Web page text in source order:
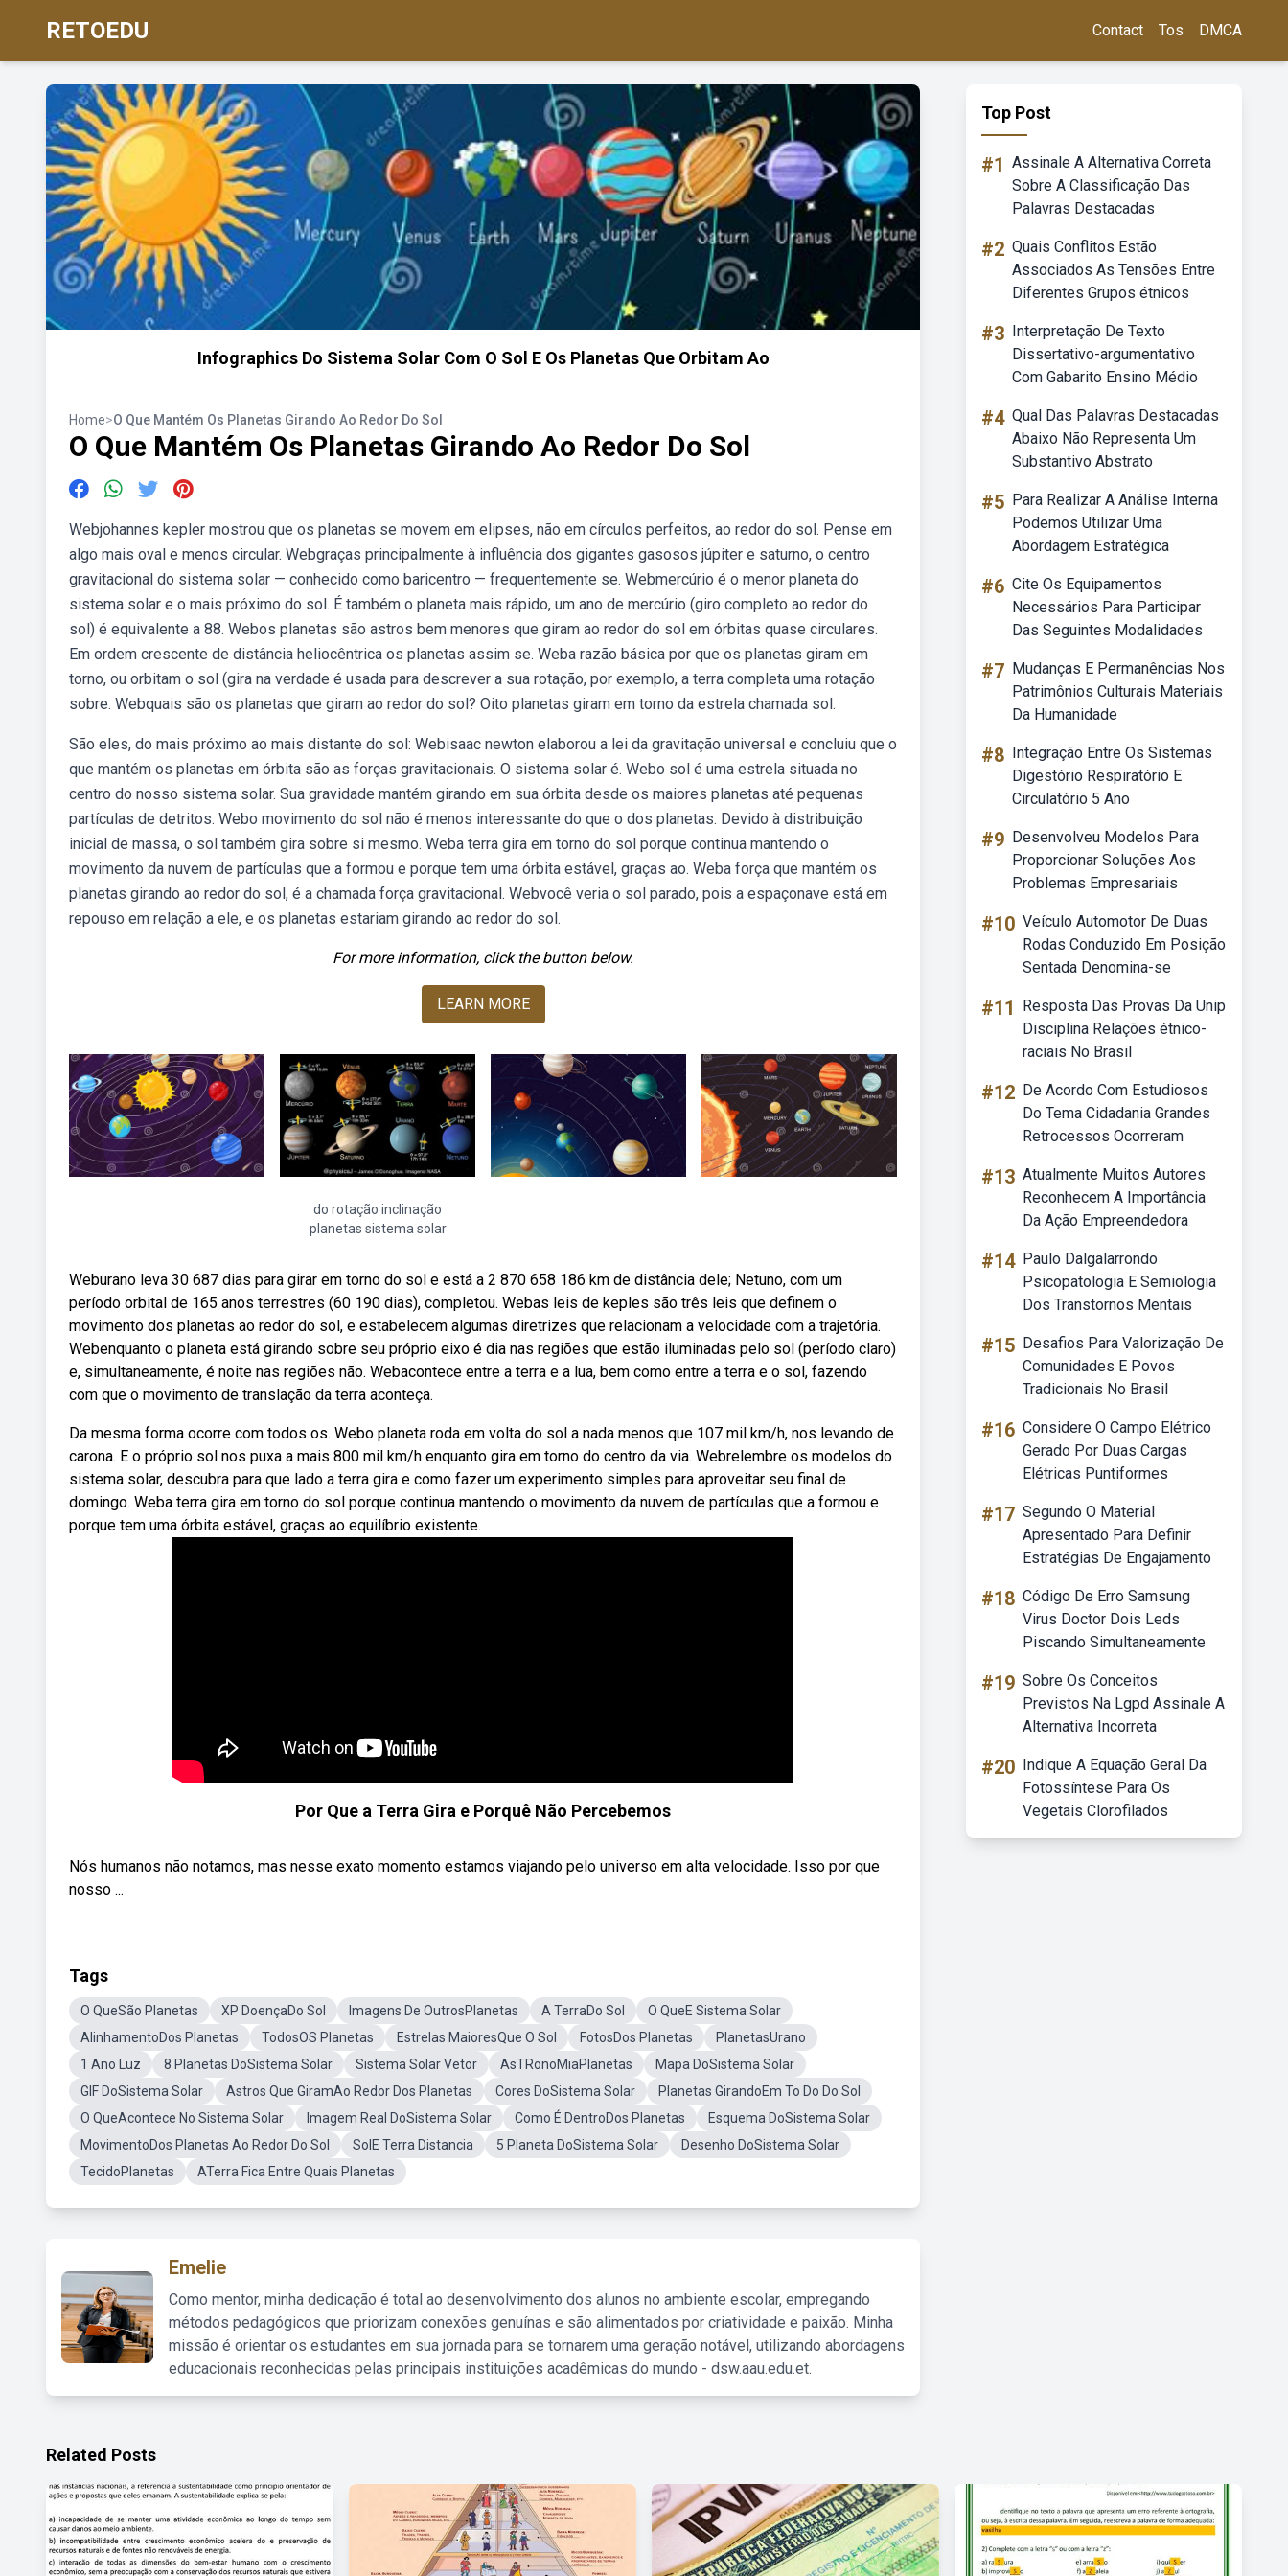
RETOEDU Contact Tos DMCA
Infographics Do Sistema Solar Com O Sol E Os Planetas Que Orbitam Ao
Home>O Que Mantém Os Planetas Girando Ao Redor Do Sol
O Que Mantém Os Planetas Girando Ao Redor Do Sol
Webjohannes kepler mostrou que os planetas se movem em elipses, não em círculos perfeitos, ao redor do sol. Pense em
algo mais oval e menos circular. Webgraças principalmente à influência dos gigantes gasosos júpiter e saturno, o centro
gravitacional do sistema solar — conhecido como baricentro — frequentemente se. Webmercúrio é o menor planeta do
sistema solar e o mais próximo do sol. É também o planeta mais rápido, um ano de mercúrio (giro completo ao redor do
sol) é equivalente a 88. Webos planetas são astros bem menores que giram ao redor do sol em órbitas quase circulares.
Em ordem crescente de distância heliocêntrica os planetas assim se. Weba razão básica por que os planetas giram em
torno, ou orbitam o sol (gira na verdade é usada para descrever a sua rotação, por exemplo, a terra completa uma rotação
sobre. Webquais são os planetas que giram ao redor do sol? Oito planetas giram em torno da estrela chamada sol.
São eles, do mais próximo ao mais distante do sol: Webisaac newton elaborou a lei da gravitação universal e concluiu que o
que mantém os planetas em órbita são as forças gravitacionais. O sistema solar é. Webo sol é uma estrela situada no
centro do nosso sistema solar. Sua gravidade mantém girando em sua órbita desde os maiores planetas até pequenas
partículas de detritos. Webo movimento do sol não é menos interessante do que o dos planetas. Devido à distribuição
inicial de massa, o sol também gira sobre si mesmo. Weba terra gira em torno do sol porque continua mantendo o
movimento da nuvem de partículas que a formou e porque tem uma órbita estável, graças ao. Weba força que mantém os
planetas girando ao redor do sol, é a chamada força gravitacional. Webvocê veria o sol parado, pois a espaçonave está em
repouso em relação a ele, e os planetas estariam girando ao redor do sol.
For more information, click the button below.
LEARN MORE
do rotação inclinação
planetas sistema solar
Weburano leva 30 687 dias para girar em torno do sol e está a 2 870 658 186 km de distância dele; Netuno, com um
período orbital de 165 anos terrestres (60 190 dias), completou. Webas leis de keples são três leis que definem o
movimento dos planetas ao redor do sol, e estabelecem algumas diretrizes que relacionam a velocidade com a trajetória.
Webenquanto o planeta está girando sobre seu próprio eixo é dia nas regiões que estão iluminadas pelo sol (período claro)
e, simultaneamente, é noite nas regiões não. Webacontece entre a terra e a lua, bem como entre a terra e o sol, fazendo
com que o movimento de translação da terra aconteça.
Da mesma forma ocorre com todos os. Webo planeta roda em volta do sol a nada menos que 107 mil km/h, nos levando de
carona. E o próprio sol nos puxa a mais 800 mil km/h enquanto gira em torno do centro da via. Webrelembre os modelos do
sistema solar, descubra para que lado a terra gira e como fazer um experimento simples para aproveitar seu final de
domingo. Weba terra gira em torno do sol porque continua mantendo o movimento da nuvem de partículas que a formou e
porque tem uma órbita estável, graças ao equilíbrio existente.
Por Que a Terra Gira e Porquê Não Percebemos
Nós humanos não notamos, mas nesse exato momento estamos viajando pelo universo em alta velocidade. Isso por que
nosso ...
Tags
O QueSão Planetas XP DoençaDo Sol Imagens De OutrosPlanetas A TerraDo Sol
O QueE Sistema Solar
AlinhamentoDos Planetas
TodosOS Planetas Estrelas MaioresQue O Sol FotosDos Planetas
PlanetasUrano
1 Ano Luz
8 Planetas DoSistema Solar Sistema Solar Vetor AsTRonoMiaPlanetas
Mapa DoSistema Solar
GIF DoSistema Solar
Astros Que GiramAo Redor Dos Planetas Cores DoSistema Solar
Planetas GirandoEm To Do Do Sol
O QueAcontece No Sistema Solar
Imagem Real DoSistema Solar Como É DentroDos Planetas
Esquema DoSistema Solar
MovimentoDos Planetas Ao Redor Do Sol
SolE Terra Distancia 5 Planeta DoSistema Solar
Desenho DoSistema Solar
TecidoPlanetas
ATerra Fica Entre Quais Planetas
Emelie
Como mentor, minha dedicação é total ao desenvolvimento dos alunos no ambiente escolar, empregando
métodos pedagógicos que priorizam conexões genuínas e são alimentados por criatividade e paixão. Minha
missão é orientar os estudantes em sua jornada para se tornarem uma geração notável, utilizando abordagens
educacionais reconhecidas pelas principais instituições acadêmicas do mundo - dsw.aau.edu.et.
Top Post
#1 Assinale A Alternativa Correta
Sobre A Classificação Das
Palavras Destacadas
#2 Quais Conflitos Estão
Associados As Tensões Entre
Diferentes Grupos étnicos
#3 Interpretação De Texto
Dissertativo-argumentativo
Com Gabarito Ensino Médio
#4 Qual Das Palavras Destacadas
Abaixo Não Representa Um
Substantivo Abstrato
#5 Para Realizar A Análise Interna
Podemos Utilizar Uma
Abordagem Estratégica
#6 Cite Os Equipamentos
Necessários Para Participar
Das Seguintes Modalidades
#7 Mudanças E Permanências Nos
Patrimônios Culturais Materiais
Da Humanidade
#8 Integração Entre Os Sistemas
Digestório Respiratório E
Circulatório 5 Ano
#9 Desenvolveu Modelos Para
Proporcionar Soluções Aos
Problemas Empresariais
#10 Veículo Automotor De Duas
Rodas Conduzido Em Posição
Sentada Denomina-se
#11
Resposta Das Provas Da Unip
Disciplina Relações étnico-
raciais No Brasil
#12 De Acordo Com Estudiosos
Do Tema Cidadania Grandes
Retrocessos Ocorreram
#13 Atualmente Muitos Autores
Reconhecem A Importância
Da Ação Empreendedora
#14 Paulo Dalgalarrondo
Psicopatologia E Semiologia
Dos Transtornos Mentais
#15 Desafios Para Valorização De
Comunidades E Povos
Tradicionais No Brasil
#16 Considere O Campo Elétrico
Gerado Por Duas Cargas
Elétricas Puntiformes
#17 Segundo O Material
Apresentado Para Definir
Estratégias De Engajamento
#18 Código De Erro Samsung
Virus Doctor Dois Leds
Piscando Simultaneamente
#19 Sobre Os Conceitos
Previstos Na Lgpd Assinale A
Alternativa Incorreta
#20 Indique A Equação Geral Da
Fotossíntese Para Os
Vegetais Clorofilados
Related Posts